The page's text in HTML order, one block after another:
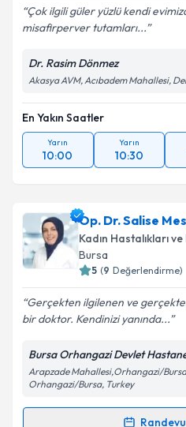
Çok ilgili güler yüzlü kendi
misafirperver tutamları...
Dr. Rasim Dönmez
Akasya AVM, Acıbadem Mahallesi,
En Yakın Saatler
Yarın
10:00
Yarın
10:30
Op. Dr. Salise
Kadın Hastalıkları
Bursa
5 (9 Değerlendirme)
Gerçekten ilgilenen ve
bir doktor. Kendinizi yanında...
Bursa Orhangazi Devlet
Arapzade Mahallesi,Orhangazi/
Orhangazi/Bursa, Turkey